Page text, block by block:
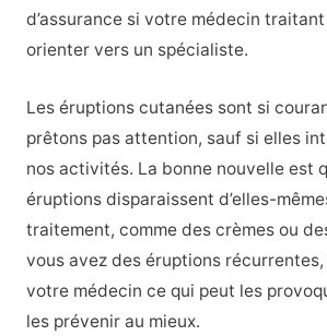
d’assurance si votre médecin
orienter vers un spécialiste.
Les éruptions cutanées sont si
prêtons pas attention, sauf si elles
nos activités. La bonne nouvelle est
éruptions disparaissent d’elles-
traitement, comme des crèmes ou
vous avez des éruptions
votre médecin ce qui peut les
les prévenir au mieux.